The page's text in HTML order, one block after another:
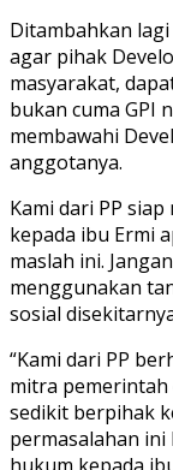
Ditambahkan
agar pihak
masyarakat,
bukan cuma GPI
membawahi
anggotanya.
Kami dari PP
kepada ibu Ermi
maslah ini.
menggunakan
sosial
“Kami dari PP
mitra pemerintah
sedikit berpihak
permasalahan